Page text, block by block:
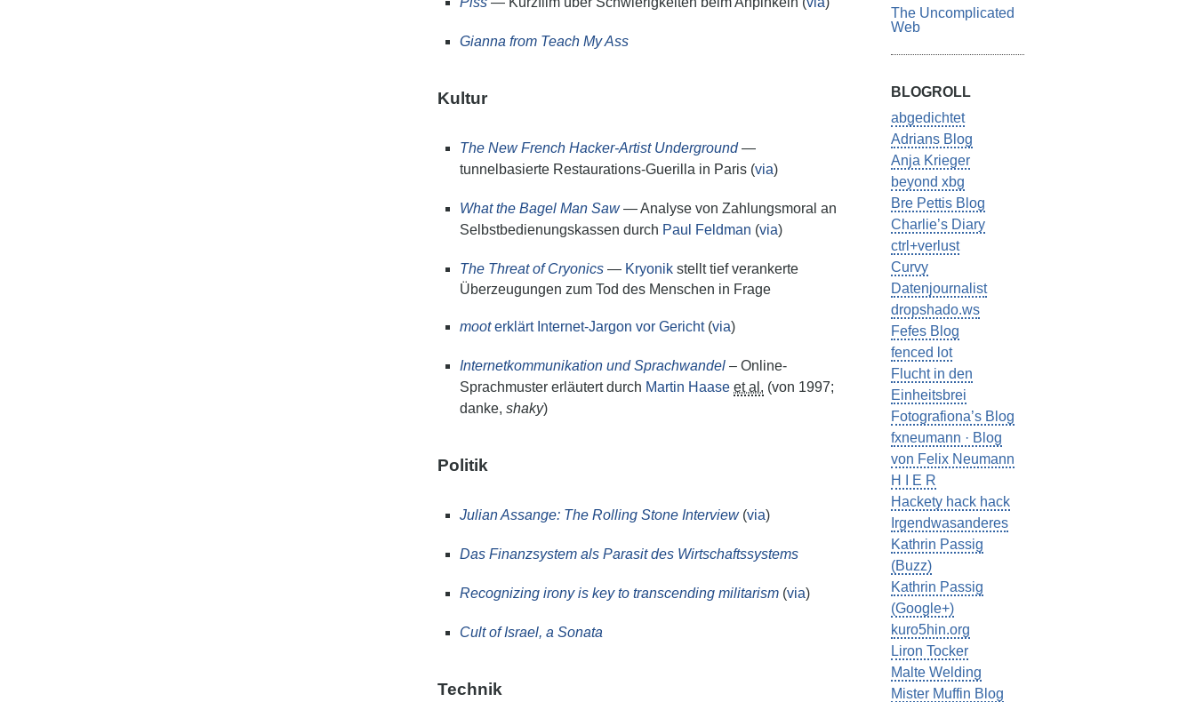
Gianna from Teach My Ass
Kultur
The New French Hacker-Artist Underground—
tunnelbasierte Restaurations-Guerilla in Paris (via)
What the Bagel Man Saw— Analyse von Zahlungsmoral an
Selbstbedienungskassen durch Paul Feldman (via)
The Threat of Cryonics — Kryonik stellt tief verankerte
Überzeugungen zum Tod des Menschen in Frage
mooterklärt Internet-Jargon vor Gericht(via)
Internetkommunikation und Sprachwandel – Online-
Sprachmuster erläutert durch Martin Haase et al. (von 1997;
danke, shaky)
Politik
Julian Assange: The Rolling Stone Interview(via)
Das Finanzsystem als Parasit des Wirtschaftssystems
Recognizing irony is key to transcending militarism (via)
Cult of Israel, a Sonata
Technik
The Uncomplicated
Web
BLOGROLL
abgedichtet
Adrians Blog
Anja Krieger
beyond xbg
Bre Pettis Blog
Charlie’s Diary
ctrl+verlust
Curvy
Datenjournalist
dropshado.ws
Fefes Blog
fenced lot
Flucht in den
Einheitsbrei
Fotografiona’s Blog
fxneumann · Blog
von Felix Neumann
H I E R
Hackety hack hack
Irgendwasanderes
Kathrin Passig
(Buzz)
Kathrin Passig
(Google+)
kuro5hin.org
Liron Tocker
Malte Welding
Mister Muffin Blog